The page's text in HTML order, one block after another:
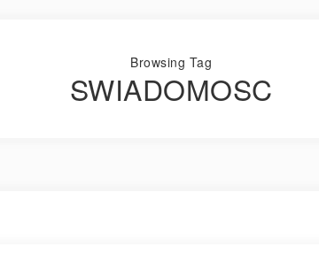
Browsing Tag
SWIADOMOSC